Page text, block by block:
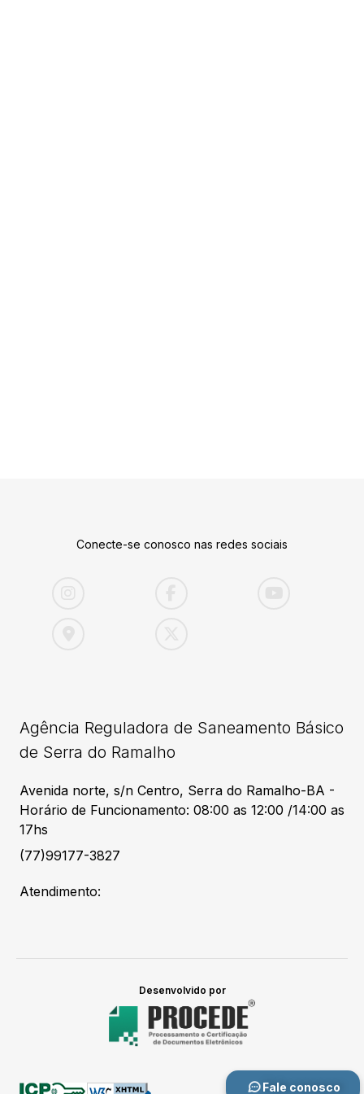
Fale conosco
Conecte-se conosco nas redes sociais
Agência Reguladora de Saneamento Básico
de Serra do Ramalho
Avenida norte, s/n Centro, Serra do Ramalho-BA -
Horário de Funcionamento: 08:00 as 12:00 /14:00 as
17hs
(77)99177-3827
Atendimento:
Desenvolvido por